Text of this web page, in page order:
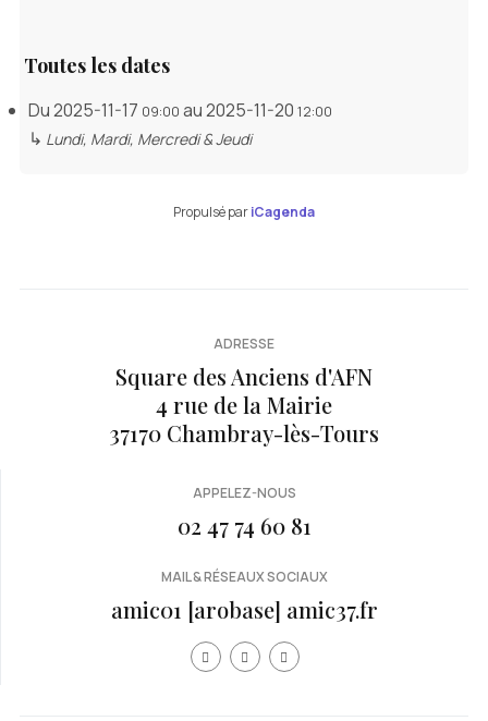
Toutes les dates
Du2025-11-17 09:00 au2025-11-20 12:00
↳ Lundi, Mardi, Mercredi & Jeudi
Propulsé pariCagenda
ADRESSE
Square des Anciens d'AFN
4 rue de la Mairie
37170 Chambray-lès-Tours
APPELEZ-NOUS
02 47 74 60 81
MAIL & RÉSEAUX SOCIAUX
amic01 [arobase] amic37.fr